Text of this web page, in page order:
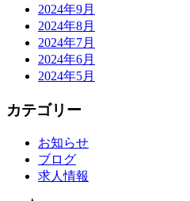
2024年9月
2024年8月
2024年7月
2024年6月
2024年5月
カテゴリー
お知らせ
ブログ
求人情報